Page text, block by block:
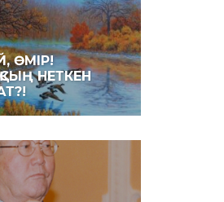
ӨМІР!
НЕТКЕН